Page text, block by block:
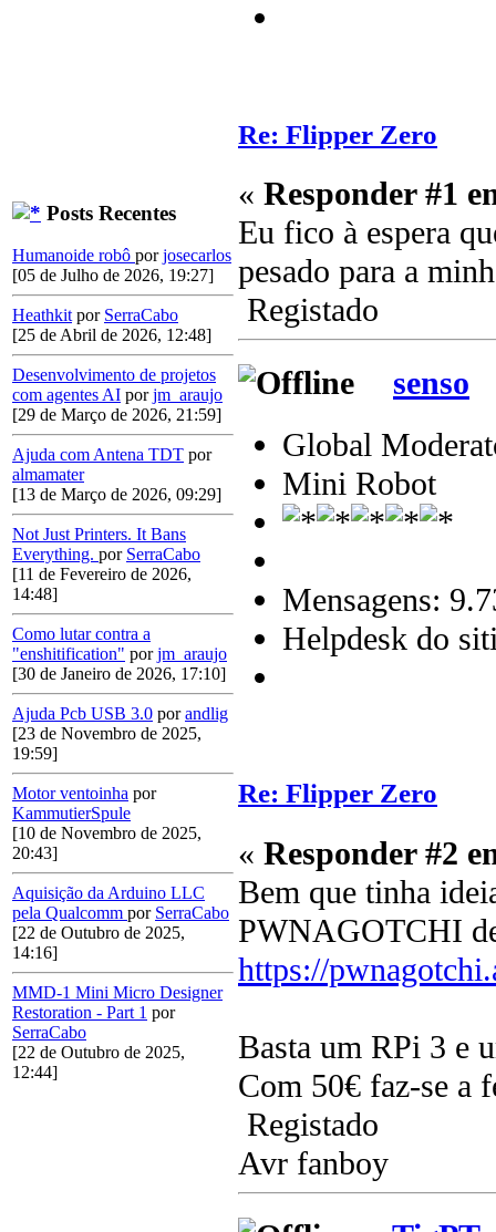
Posts Recentes
Humanoide robô porjosecarlos
[05 de Julho de 2026, 19:27]
Heathkit por SerraCabo
[25 de Abril de 2026, 12:48]
Desenvolvimento de projetos
com agentes AI porjm_araujo
[29 de Março de 2026, 21:59]
Ajuda com Antena TDT por
almamater
[13 de Março de 2026, 09:29]
Not Just Printers. It Bans
Everything. por SerraCabo
[11 de Fevereiro de 2026,
14:48]
Como lutar contra a
"enshitification" porjm_araujo
[30 de Janeiro de 2026, 17:10]
Ajuda Pcb USB 3.0 porandlig
[23 de Novembro de 2025,
19:59]
Motor ventoinha por
KammutierSpule
[10 de Novembro de 2025,
20:43]
Aquisição da Arduino LLC
pela Qualcomm por SerraCabo
[22 de Outubro de 2025,
14:16]
MMD-1 Mini Micro Designer
Restoration - Part 1 por
SerraCabo
[22 de Outubro de 2025,
12:44]
Re: Flipper Zero
« Responder #1
Eu fico à espera
pesado para a
Registado
senso
Global
Mini Robot
Mensagens:
Helpdesk do
Re: Flipper Zero
« Responder #2
Bem que tinha
PWNAGOTCHI
https://
Basta um RPi 3 e
Com 50€ faz-se a
Registado
Avr fanboy